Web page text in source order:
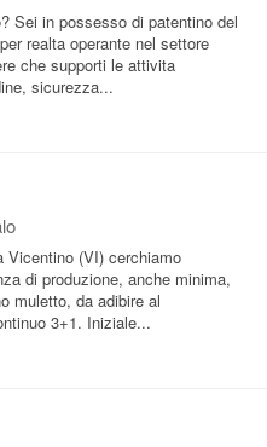
Sei in possesso di patentino del
realta operante nel settore
che supporti le attivita
sicurezza...
Vicentino (VI) cerchiamo
di produzione, anche minima,
muletto, da adibire al
3+1. Iniziale...